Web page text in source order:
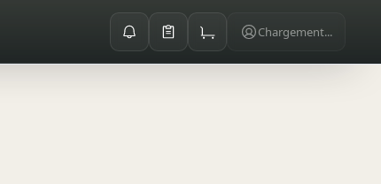
Chargement...